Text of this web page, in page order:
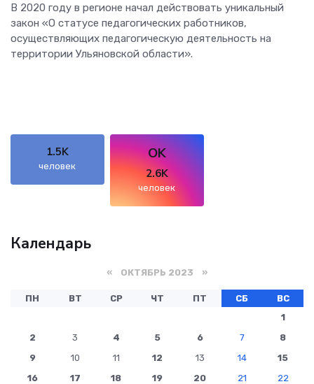
В 2020 году в регионе начал действовать уникальный
закон «О статусе педагогических работников,
осуществляющих педагогическую деятельность на
территории Ульяновской области».
1.5K
человек
OK
2.6K
человек
Календарь
« ОКТЯБРЬ 2023 »
ПН ВТ СР ЧТ ПТ СБ
ВС
1
2
3 4 5 6 7
8
9
10 11 12 13 14
15
16
17 18 19 20 21
22